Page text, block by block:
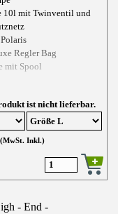
10l mit Twinventil und
Regler Bag
mit Spool
ist nicht lieferbar.
(MwSt. Inkl.)
- End -